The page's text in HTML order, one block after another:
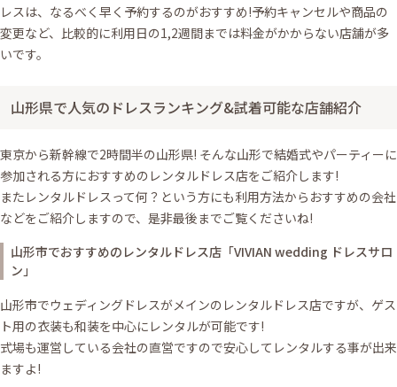
レスは、なるべく早く予約するのがおすすめ!予約キャンセルや商品の
変更など、比較的に利用日の1,2週間までは料金がかからない店舗が多
いです。
山形県で人気のドレスランキング&試着可能な店舗紹介
東京から新幹線で2時間半の山形県! そんな山形で結婚式やパーティーに
参加される方におすすめのレンタルドレス店をご紹介します!
またレンタルドレスって何？という方にも利用方法からおすすめの会社
などをご紹介しますので、是非最後までご覧くださいね!
山形市でおすすめのレンタルドレス店「VIVIAN wedding ドレスサロ
ン」
山形市でウェディングドレスがメインのレンタルドレス店ですが、ゲス
ト用の衣装も和装を中心にレンタルが可能です!
式場も運営している会社の直営ですので安心してレンタルする事が出来
ますよ!